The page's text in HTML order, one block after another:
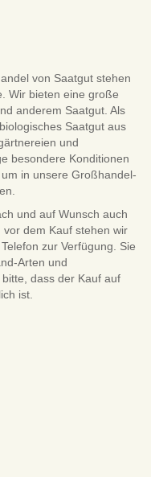
von Saatgut stehen
Wir bieten eine große
anderem Saatgut. Als
Saatgut aus
und
besondere Konditionen
in unsere Großhandel-
und auf Wunsch auch
dem Kauf stehen wir
zur Verfügung. Sie
Arten und
dass der Kauf auf
ist.